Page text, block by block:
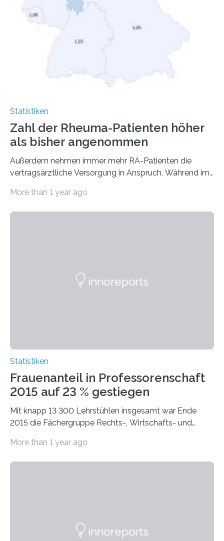
Statistiken
Zahl der Rheuma-Patienten höher
als bisher angenommen
Außerdem nehmen immer mehr RA-Patienten die
vertragsärztliche Versorgung in Anspruch. Während im
More than 1 year ago
Statistiken
Frauenanteil in Professorenschaft
2015 auf 23 % gestiegen
Mit knapp 13 300 Lehrstühlen insgesamt war Ende
2015 die Fächergruppe Rechts-, Wirtschafts- und
bei…
More than 1 year ago